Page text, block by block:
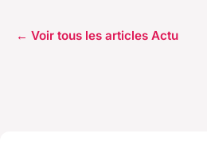
← Voir tous les articles Actu